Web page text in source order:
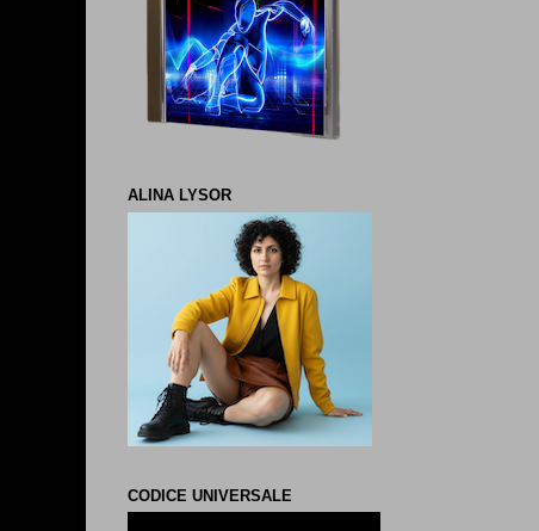
ALINA LYSOR
CODICE UNIVERSALE